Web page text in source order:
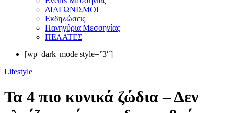
ΔΙΑΓΩΝΙΣΜΟΙ
Εκδηλώσεις
Πανηγύρια Μεσσηνίας
ΠΕΛΑΤΕΣ
[wp_dark_mode style=”3″]
Lifestyle
Τα 4 πιο κυνικά ζώδια – Δεν